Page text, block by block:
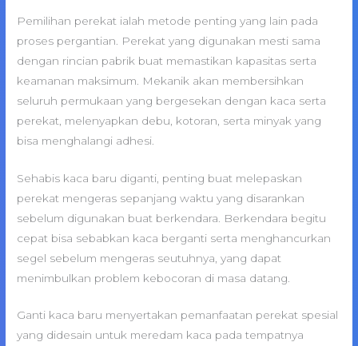
Pemilihan perekat ialah metode penting yang lain pada
proses pergantian. Perekat yang digunakan mesti sama
dengan rincian pabrik buat memastikan kapasitas serta
keamanan maksimum. Mekanik akan membersihkan
seluruh permukaan yang bergesekan dengan kaca serta
perekat, melenyapkan debu, kotoran, serta minyak yang
bisa menghalangi adhesi.
Sehabis kaca baru diganti, penting buat melepaskan
perekat mengeras sepanjang waktu yang disarankan
sebelum digunakan buat berkendara. Berkendara begitu
cepat bisa sebabkan kaca berganti serta menghancurkan
segel sebelum mengeras seutuhnya, yang dapat
menimbulkan problem kebocoran di masa datang.
Ganti kaca baru menyertakan pemanfaatan perekat spesial
yang didesain untuk meredam kaca pada tempatnya